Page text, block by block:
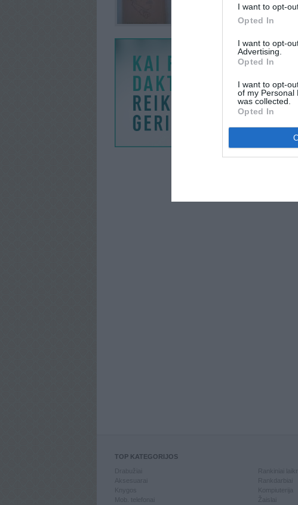
I want to opt-
Opted In
I want to opt-
Advertising.
Opted In
I want to opt-
of my Personal
was collected.
Opted In
TOP KATEGORIJOS
Knygos
Mob. telefonai
Kompiuterija
Žaislai